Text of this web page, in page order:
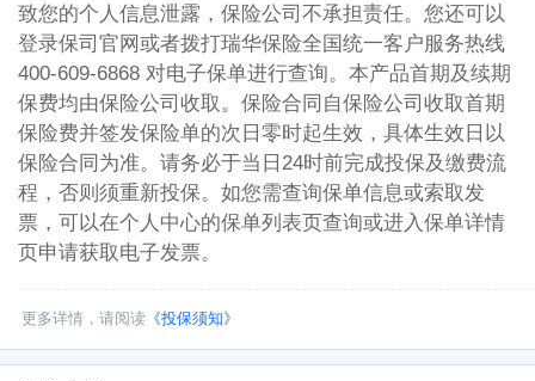
致您的个人信息泄露，保险公司不承担责任。您还可以
登录保司官网或者拨打瑞华保险全国统一客户服务热线
400-609-6868 对电子保单进行查询。本产品首期及续期
保费均由保险公司收取。保险合同自保险公司收取首期
保险费并签发保险单的次日零时起生效，具体生效日以
保险合同为准。请务必于当日24时前完成投保及缴费流
程，否则须重新投保。如您需查询保单信息或索取发
票，可以在个人中心的保单列表页查询或进入保单详情
页申请获取电子发票。
更多详情，请阅读《投保须知》